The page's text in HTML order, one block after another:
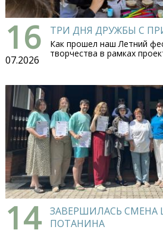
16
07.2026
ТРИ ДНЯ ДРУЖБЫ С
Как прошел наш Летний
творчества в рамках
14
ЗАВЕРШИЛАСЬ
ПОТАНИНА